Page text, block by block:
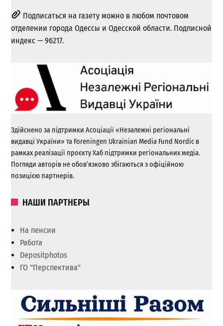
Подписаться на газету можно в любом почтовом
отделении города Одессы и Одесской области. Подписной
индекс — 96217.
Здійснено за підтримки Асоціації «Незалежні регіональні
видавці України» та Foreningen Ukrainian Media Fund Nordic в
рамках реалізації проєкту Хаб підтримки регіональних медіа.
Погляди авторів не обов’язково збігаються з офіційною
позицією партнерів.
НАШИ ПАРТНЕРЫ
На пенсии
Работа
Depositphotos
ГО "Перспектива"